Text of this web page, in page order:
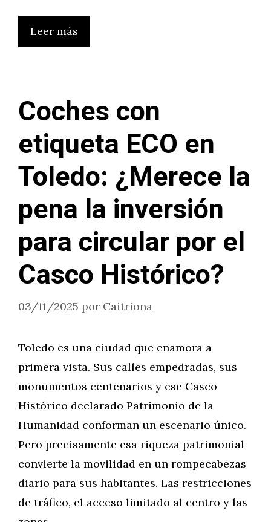
Leer más
Coches con
etiqueta ECO en
Toledo: ¿Merece la
pena la inversión
para circular por el
Casco Histórico?
03/11/2025 por Caitriona
Toledo es una ciudad que enamora a
primera vista. Sus calles empedradas, sus
monumentos centenarios y ese Casco
Histórico declarado Patrimonio de la
Humanidad conforman un escenario único.
Pero precisamente esa riqueza patrimonial
convierte la movilidad en un rompecabezas
diario para sus habitantes. Las restricciones
de tráfico, el acceso limitado al centro y las